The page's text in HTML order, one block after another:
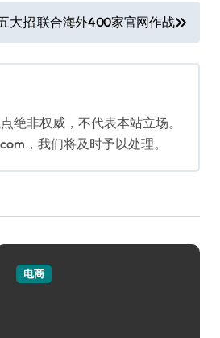
大招 联合海外400家官网作战
绝非权威，不代表本站立场。
，我们将及时予以处理。
电商